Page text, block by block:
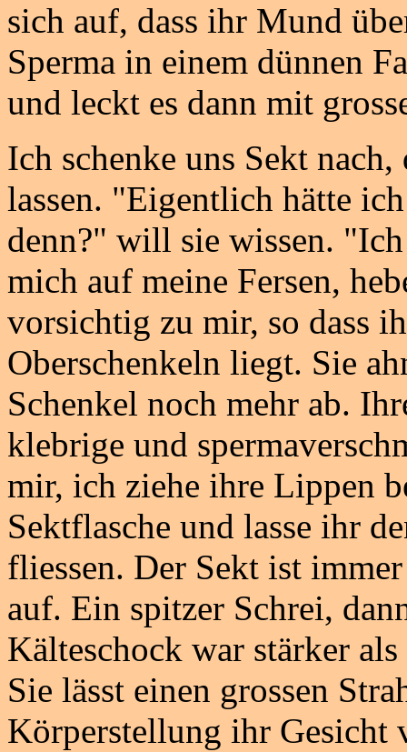
sich auf, dass ihr Mund
Sperma in einem dünnen
und leckt es dann mit
Ich schenke uns Sekt
lassen. "Eigentlich hätte
denn?" will sie wissen.
mich auf meine Fersen,
vorsichtig zu mir, so dass
Oberschenkeln liegt. Sie
Schenkel noch mehr ab.
klebrige und
mir, ich ziehe ihre Lippen
Sektflasche und lasse ihr
fliessen. Der Sekt ist
auf. Ein spitzer Schrei,
Kälteschock war stärker
Sie lässt einen grossen
Körperstellung ihr